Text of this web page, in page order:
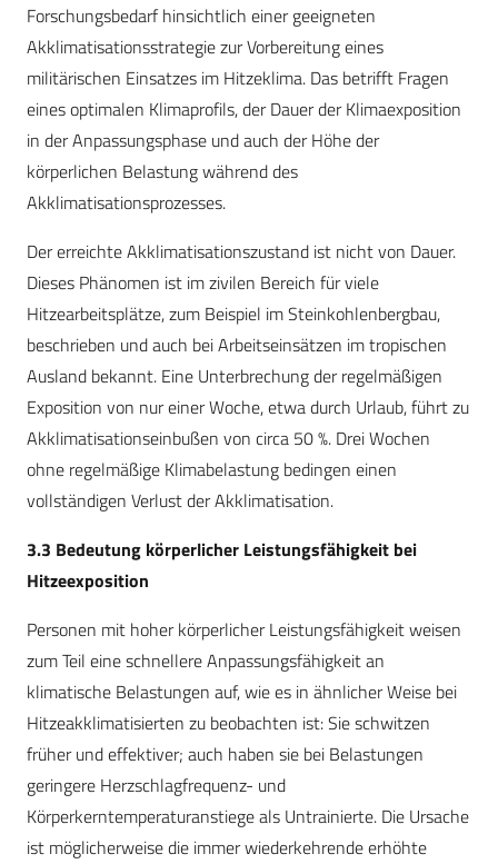
Forschungsbedarf hinsichtlich einer geeigneten
Akklimatisationsstrategie zur Vorbereitung eines
militärischen Einsatzes im Hitzeklima. Das betrifft Fragen
eines optimalen Klimaprofils, der Dauer der Klimaexposition
in der Anpassungsphase und auch der Höhe der
körperlichen Belastung während des
Akklimatisationsprozesses.
Der erreichte Akklimatisationszustand ist nicht von Dauer.
Dieses Phänomen ist im zivilen Bereich für viele
Hitzearbeitsplätze, zum Beispiel im Steinkohlenbergbau,
beschrieben und auch bei Arbeitseinsätzen im tropischen
Ausland bekannt. Eine Unterbrechung der regelmäßigen
Exposition von nur einer Woche, etwa durch Urlaub, führt zu
Akklimatisationseinbußen von circa 50 %. Drei Wochen
ohne regelmäßige Klimabelastung bedingen einen
vollständigen Verlust der Akklimatisation.
3.3 Bedeutung körperlicher Leistungsfähigkeit bei
Hitzeexposition
Personen mit hoher körperlicher Leistungsfähigkeit weisen
zum Teil eine schnellere Anpassungsfähigkeit an
klimatische Belastungen auf, wie es in ähnlicher Weise bei
Hitzeakklimatisierten zu beobachten ist: Sie schwitzen
früher und effektiver; auch haben sie bei Belastungen
geringere Herzschlagfrequenz- und
Körperkerntemperaturanstiege als Untrainierte. Die Ursache
ist möglicherweise die immer wiederkehrende erhöhte